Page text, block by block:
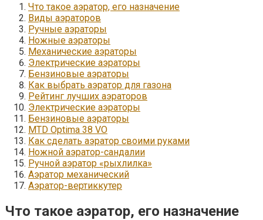
Что такое аэратор, его назначение
Виды аэраторов
Ручные аэраторы
Ножные аэраторы
Механические аэраторы
Электрические аэраторы
Бензиновые аэраторы
Как выбрать аэратор для газона
Рейтинг лучших аэраторов
Электрические аэраторы
Бензиновые аэраторы
MTD Optima 38 VO
Как сделать аэратор своими руками
Ножной аэратор-сандалии
Ручной аэратор «рыхлилка»
Аэратор механический
Аэратор-вертиккутер
Что такое аэратор, его назначение